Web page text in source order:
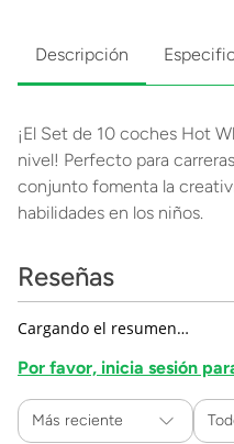
Descripción
¡El Set de 10 coches Hot
nivel! Perfecto para
conjunto fomenta la
habilidades en los niños.
Reseñas
Cargando el resumen…
Por favor, inicia sesión
Más reciente